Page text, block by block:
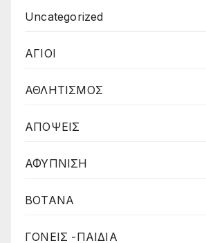
Uncategorized
ΑΓΙΟΙ
ΑΘΛΗΤΙΣΜΟΣ
ΑΠΟΨΕΙΣ
ΑΦΥΠΝΙΣΗ
ΒΟΤΑΝΑ
ΓΟΝΕΙΣ -ΠΑΙΔΙΑ